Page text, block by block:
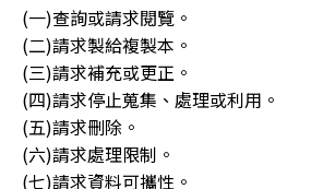
(一)查詢或請求閱覽。
(二)請求製給複製本。
(三)請求補充或更正。
(四)請求停止蒐集、處理或利用。
(五)請求刪除。
(六)請求處理限制。
(七)請求資料可攜性。